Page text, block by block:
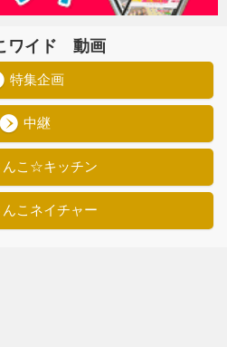
ワイド 動画
特集企画
中継
んこ☆キッチン
んこネイチャー